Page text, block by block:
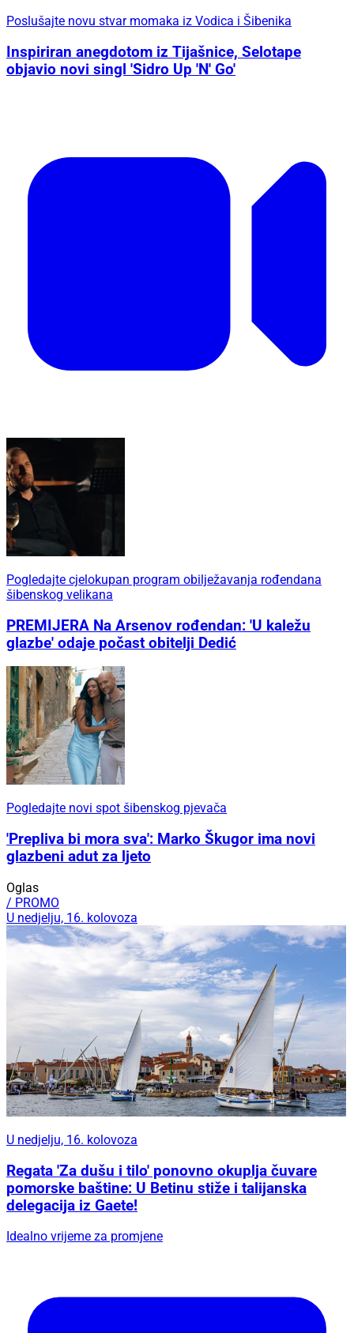
Poslušajte novu stvar momaka iz Vodica i Šibenika
Inspiriran anegdotom iz Tijašnice, Selotape
objavio novi singl 'Sidro Up 'N' Go'
Pogledajte cjelokupan program obilježavanja rođendana
šibenskog velikana
PREMIJERA Na Arsenov rođendan: 'U kaležu
glazbe' odaje počast obitelji Dedić
Pogledajte novi spot šibenskog pjevača
'Prepliva bi mora sva': Marko Škugor ima novi
glazbeni adut za ljeto
Oglas
/ PROMO
U nedjelju, 16. kolovoza
U nedjelju, 16. kolovoza
Regata 'Za dušu i tilo' ponovno okuplja čuvare
pomorske baštine: U Betinu stiže i talijanska
delegacija iz Gaete!
Idealno vrijeme za promjene